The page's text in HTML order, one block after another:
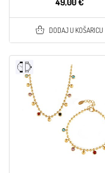
DODAJ U KOŠARICU